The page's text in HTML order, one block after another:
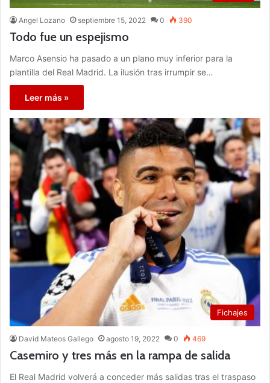
Angel Lozano septiembre 15, 2022 0 390
Todo fue un espejismo
Marco Asensio ha pasado a un plano muy inferior para la
plantilla del Real Madrid. La ilusión tras irrumpir se…
Leer más »
Fichajes
David Mateos Gallego agosto 19, 2022 0 469
Casemiro y tres más en la rampa de salida
El Real Madrid volverá a conceder más salidas tras el traspaso